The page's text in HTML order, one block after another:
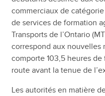
commerciaux de
de services de formation
Transports de l’Ontario
correspond aux nouvelles
comporte 103,5 heures
route avant la tenue de
Les autorités en matière